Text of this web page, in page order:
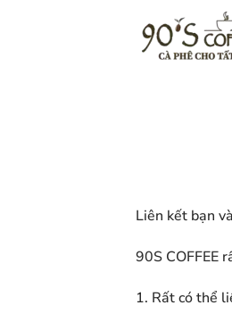
Liên kết bạn
90S COFFEE
1. Rất có thể